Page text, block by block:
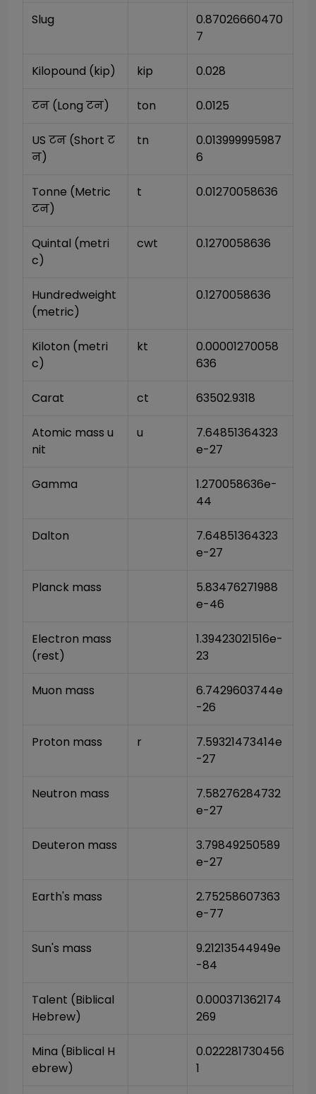
Slug
0.87026660470
7
Kilopound (kip) kip 0.028
टन (Long टन) ton 0.0125
US टन (Short ट
न)
tn
0.013999995987
6
Tonne (Metric
टन)
t 0.01270058636
Quintal (metri
c)
cwt 0.1270058636
Hundredweight
(metric)
0.1270058636
Kiloton (metri
c)
kt
0.00001270058
636
Carat ct 63502.9318
Atomic mass u
nit
u
7.64851364323
e-27
Gamma
1.270058636e-
44
Dalton
7.64851364323
e-27
Planck mass
5.83476271988
e-46
Electron mass
(rest)
1.39423021516e-
23
Muon mass
6.7429603744e
-26
Proton mass r
7.59321473414e
-27
Neutron mass
7.58276284732
e-27
Deuteron mass
3.79849250589
e-27
Earth's mass
2.75258607363
e-77
Sun's mass
9.21213544949e
-84
Talent (Biblical
Hebrew)
0.000371362174
269
Mina (Biblical H
ebrew)
0.022281730456
1